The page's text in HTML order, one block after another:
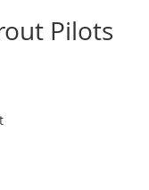
Pilots